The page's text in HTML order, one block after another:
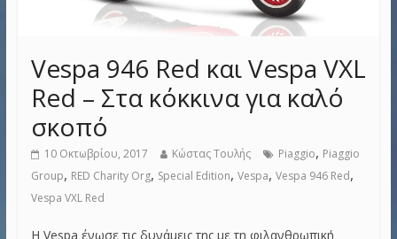
Vespa 946 Red και Vespa VXL
Red – Στα κόκκινα για καλό
σκοπό
10 Οκτωβρίου, 2017 Κώστας Τουλής Piaggio, Piaggio
Group, RED Charity Org, Special Edition, Vespa, Vespa 946 Red,
Vespa VXL Red
Η Vespa ένωσε τις δυνάμεις της με τη φιλανθρωπική